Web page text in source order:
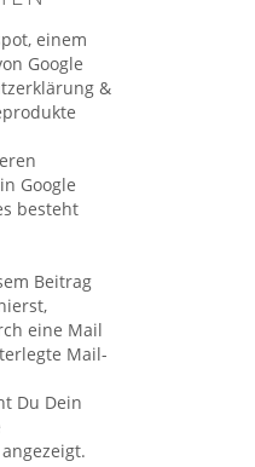
einem
Google
&
Google
besteht
Beitrag
eine Mail
Mail-
Du Dein